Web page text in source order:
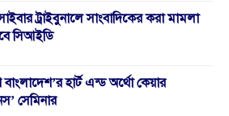
সাইবার ট্রাইবুনালে সাংবাদিকের করা মামলা
সিআইডি
বাংলাদেশ’র হার্ট এন্ড অর্থো কেয়ার
সেমিনার